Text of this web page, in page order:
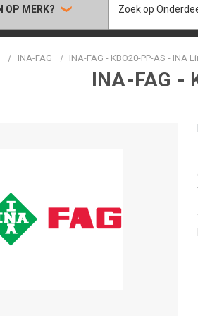
OP MERK?
INA-FAG INA-FAG - KBO20-PP-AS - INA
INA-FAG -